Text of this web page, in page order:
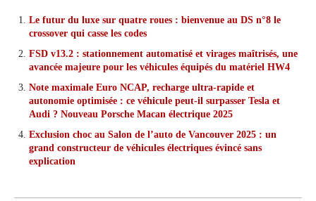
Le futur du luxe sur quatre roues : bienvenue au DS n°8 le
crossover qui casse les codes
FSD v13.2 : stationnement automatisé et virages maîtrisés, une
avancée majeure pour les véhicules équipés du matériel HW4
Note maximale Euro NCAP, recharge ultra-rapide et
autonomie optimisée : ce véhicule peut-il surpasser Tesla et
Audi ? Nouveau Porsche Macan électrique 2025
Exclusion choc au Salon de l’auto de Vancouver 2025 : un
grand constructeur de véhicules électriques évincé sans
explication